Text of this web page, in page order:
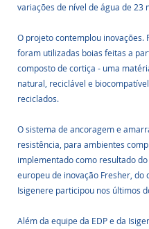
variações de nível de água de 23
O projeto contemplou inovações.
foram utilizadas boias feitas a
composto de cortiça - uma
natural, reciclável e
reciclados.
O sistema de ancoragem e
resistência, para ambientes
implementado como resultado
europeu de inovação Fresher, do
Isigenere participou nos últimos
Além da equipe da EDP e da